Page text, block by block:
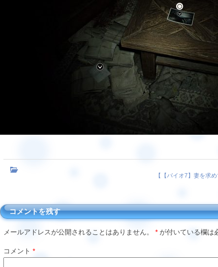
【 【バイオ7】妻を求
コメントを残す
メールアドレスが公開されることはありません。 * が付いている欄は
コメント *